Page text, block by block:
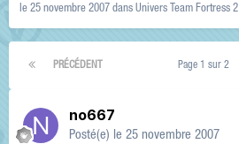
le 25 novembre 2007 dans Univers Team Fortress 2
PRÉCÉDENT Page 1 sur 2
no667
Posté(e) le 25 novembre 2007